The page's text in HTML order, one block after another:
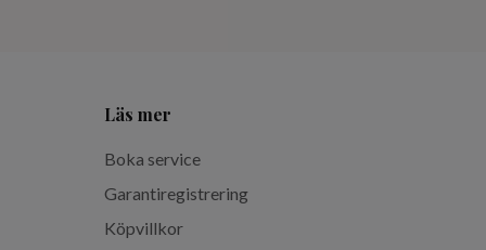
Läs mer
Boka service
Garantiregistrering
Köpvillkor